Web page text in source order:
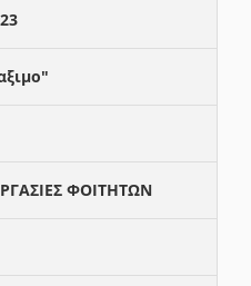
ΦΟΙΤΗΤΩΝ